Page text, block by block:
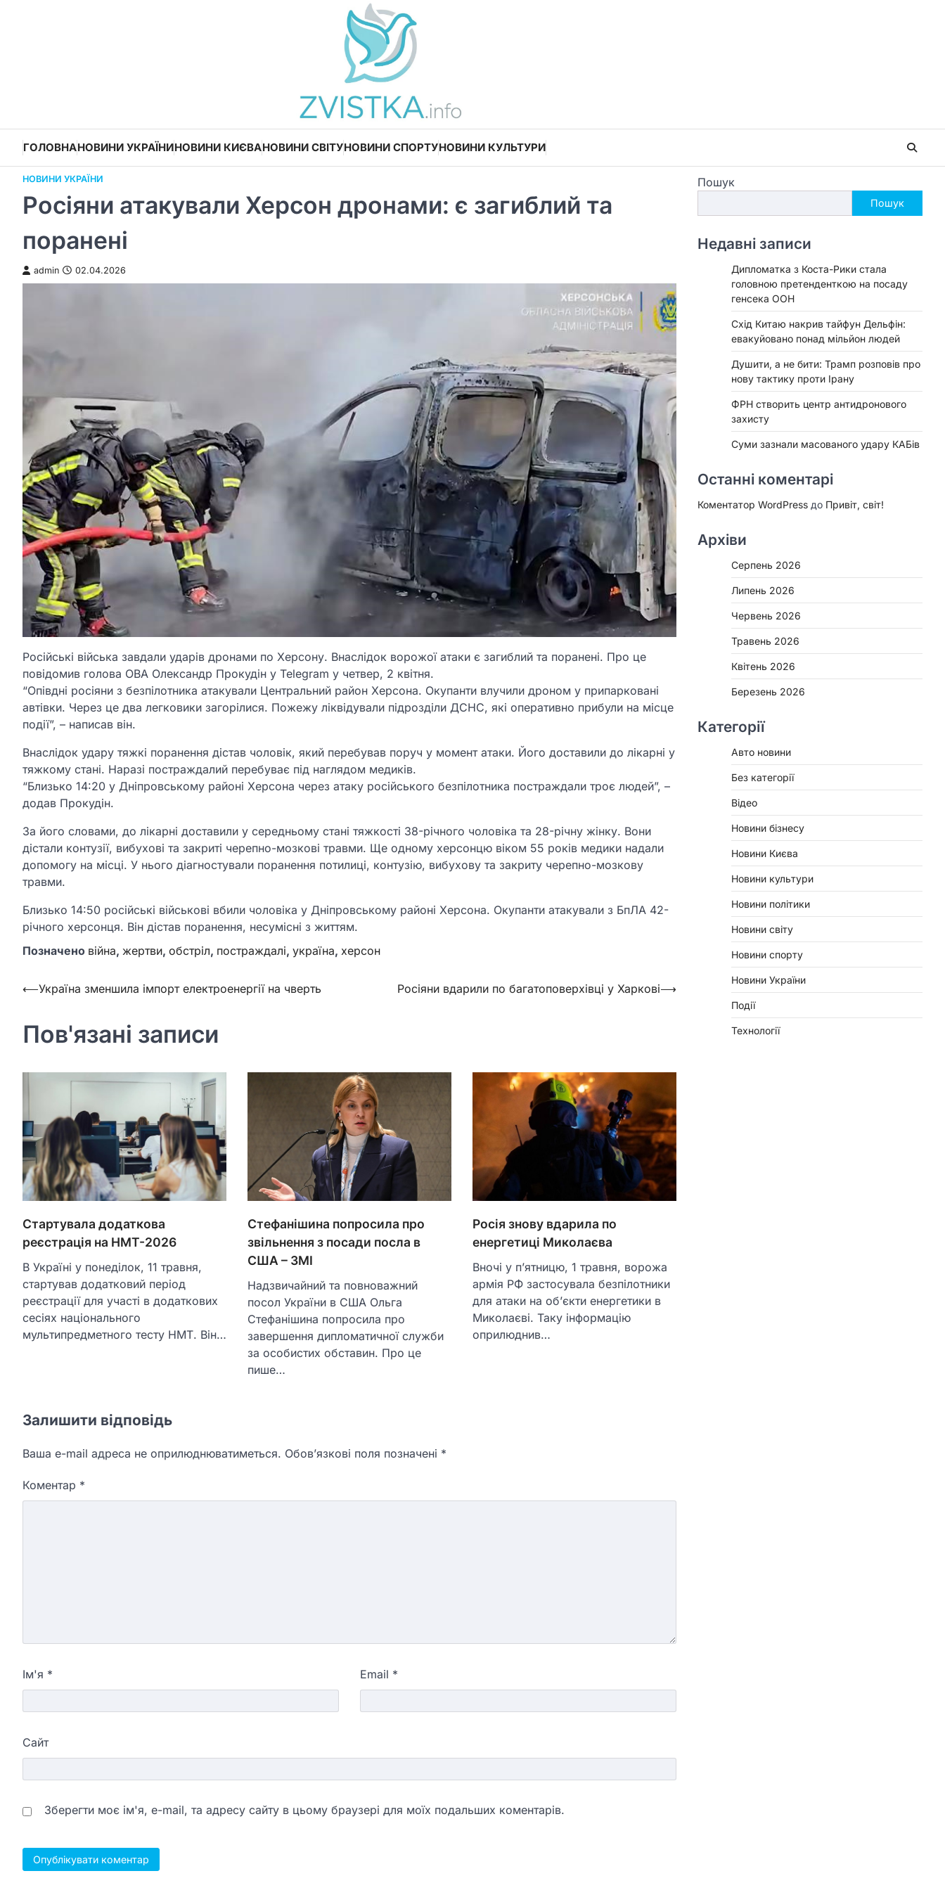
ГОЛОВНАНОВИНИ УКРАЇНИНОВИНИ КИЄВАНОВИНИ СВІТУНОВИНИ СПОРТУНОВИНИ КУЛЬТУРИ
НОВИНИ УКРАЇНИ
Росіяни атакували Херсон дронами: є загиблий та
поранені
admin 02.04.2026
Російські війська завдали ударів дронами по Херсону. Внаслідок ворожої атаки є загиблий та поранені. Про це
повідомив голова ОВА Олександр Прокудін у Telegram у четвер, 2 квітня.
“Опівдні росіяни з безпілотника атакували Центральний район Херсона. Окупанти влучили дроном у припарковані
автівки. Через це два легковики загорілися. Пожежу ліквідували підрозділи ДСНС, які оперативно прибули на місце
події”, – написав він.
Внаслідок удару тяжкі поранення дістав чоловік, який перебував поруч у момент атаки. Його доставили до лікарні у
тяжкому стані. Наразі постраждалий перебуває під наглядом медиків.
“Близько 14:20 у Дніпровському районі Херсона через атаку російського безпілотника постраждали троє людей”, –
додав Прокудін.
За його словами, до лікарні доставили у середньому стані тяжкості 38-річного чоловіка та 28-річну жінку. Вони
дістали контузії, вибухові та закриті черепно-мозкові травми. Ще одному херсонцю віком 55 років медики надали
допомогу на місці. У нього діагностували поранення потилиці, контузію, вибухову та закриту черепно-мозкову
травми.
Близько 14:50 російські військові вбили чоловіка у Дніпровському районі Херсона. Окупанти атакували з БпЛА 42-
річного херсонця. Він дістав поранення, несумісні з життям.
Позначено війна, жертви, обстріл, постраждалі, україна, херсон
Навігація
⟵Україна зменшила імпорт електроенергії на чверть Росіяни вдарили по багатоповерхівці у Харкові⟶
Пов'язані записи
Стартувала додаткова
реєстрація на НМТ-2026
В Україні у понеділок, 11 травня,
стартував додатковий період
реєстрації для участі в додаткових
сесіях національного
мультипредметного тесту НМТ. Він…
Стефанішина попросила про
звільнення з посади посла в
США – ЗМІ
Надзвичайний та повноважний
посол України в США Ольга
Стефанішина попросила про
завершення дипломатичної служби
за особистих обставин. Про це
пише…
Росія знову вдарила по
енергетиці Миколаєва
Вночі у п’ятницю, 1 травня, ворожа
армія РФ застосувала безпілотники
для атаки на об’єкти енергетики в
Миколаєві. Таку інформацію
оприлюднив…
Залишити відповідь
Ваша e-mail адреса не оприлюднюватиметься. Обов’язкові поля позначені *
Коментар *
Ім'я * Email *
Сайт
Зберегти моє ім'я, e-mail, та адресу сайту в цьому браузері для моїх подальших коментарів.
Пошук
Пошук
Недавні записи
Дипломатка з Коста-Рики стала
головною претенденткою на посаду
генсека ООН
Схід Китаю накрив тайфун Дельфін:
евакуйовано понад мільйон людей
Душити, а не бити: Трамп розповів про
нову тактику проти Ірану
ФРН створить центр антидронового
захисту
Суми зазнали масованого удару КАБів
Останні коментарі
Коментатор WordPress до Привіт, світ!
Архіви
Серпень 2026
Липень 2026
Червень 2026
Травень 2026
Квітень 2026
Березень 2026
Категорії
Авто новини
Без категорії
Відео
Новини бізнесу
Новини Києва
Новини культури
Новини політики
Новини світу
Новини спорту
Новини України
Події
Технології